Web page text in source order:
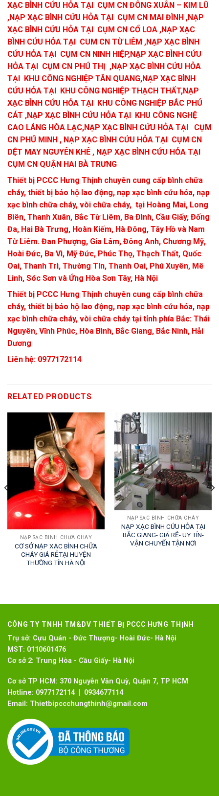
XẠC BÌNH CỨU HỎA TẠI CỤM CN ĐÔNG XUÂN – KIM LŨ
,NẠP XẠC BÌNH CỨU HỎA TẠI CỤM CN MAI ĐÌNH ,NẠP
XẠC BÌNH CỨU HỎA TẠI CỤM CN CỔ LOA ,NẠP XẠC
BÌNH CỨU HỎA TẠI CUM CN TỪ LIÊM ,NẠP XẠC BÌNH
CỨU HỎA TẠI CỤM CN NINH HIỆP,NẠP XẠC BÌNH CỨU
HỎA TẠI CỤM CN PHÚ THỊ ,NẠP XẠC BÌNH CỨU HỎA
TẠI KHU CÔNG NGHIỆP TÂN QUANG,NẠP XẠC BÌNH
CỨU HỎA TẠI KHU CÔNG NGHIỆP THẠCH THẤT,NẠP
XẠC BÌNH CỨU HỎA TẠI KHU CÔNG NGHIỆP BẮC PHÚ
CÁT ,NẠP XẠC BÌNH CỨU HỎA TẠI KHU CÔNG NGHỆ
CAO LÁNG HÒA LẠC,NẠP XẠC BÌNH CỨU HỎA TẠI CỤM
CN PHÚ MINH , NẠP XẠC BÌNH CỨU HỎA TẠI CỤM CN
DỆT MAY NGUYÊN KHÊ , NẠP XẠC BÌNH CỨU HỎA TẠI
CỤM CN QUẬN HAI BÀ TRƯNG
Thiết bị PCCC Hưng Thịnh chuyên cung cấp bình chữa
cháy, thiết bị bảo hộ lao động, nạp xạc bình cứu hỏa, nạp
xạc bình chữa cháy, vòi chữa cháy, tại Hoàng Mai, Long
Biên, Thanh Xuân, Bắc Từ Liêm, Ba Đình, Cầu Giấy, Đống
Đa, Hai Bà Trưng, Hoàn Kiếm, Hà Đông, Tây Hồ và Nam
Từ Liêm. Đan Phượng, Gia Lâm, Đông Anh, Chương Mỹ,
Hoài Đức, Ba Vì, Mỹ Đức, Phúc Thọ, Thạch Thất, Quốc
Oai, Thanh Trì, Thường Tín, Thanh Oai, Phú Xuyên, Mê
Linh, Sóc Sơn và Ứng Hòa Sơn Tây, Hà Nội
Thiết bị PCCC Hưng Thịnh chuyên cung cấp bình chữa
cháy, thiết bị bảo hộ lao động, nạp xạc bình cứu hỏa, nạp
xạc bình chữa cháy, vòi chữa cháy tại tỉnh phía Bắc: Thái
Nguyên, Vĩnh Phúc, Hòa Bình, Bắc Giang, Bắc Ninh, Hải
Dương
Liên hệ: 0977172114
RELATED PRODUCTS
NẠP SẠC BÌNH CHỮA CHÁY
CƠ SỞ NẠP XẠC BÌNH CHỮA
CHÁY GIÁ RẺTẠI HUYỆN
THƯỜNG TÍN HÀ NỘI
NẠP SẠC BÌNH CHỮA CHÁY
NẠP XẠC BÌNH CỨU HỎA TẠI
BẮC GIANG- GIÁ RẺ- UY TÍN-
VẬN CHUYỂN TẬN NƠI
CÔNG TY TNHH TM&DV THIẾT BỊ PCCC HƯNG THỊNH
Trụ sở: Cựu Quán - Đức Thượng- Hoài Đức- Hà Nội
MST: 0110601476
Cơ sở 2: Trung Hòa - Cầu Giấy- Hà Nội
Cơ sở TP HCM: 370 Nguyễn Văn Quỳ, Quận 7, TP HCM
Hotline: 0977172114 | 0934677114
Email: Thietbipccchungthinh@gmail.com